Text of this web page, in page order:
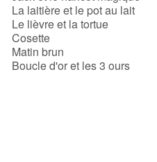
La laitière et le pot au lait
Le lièvre et la tortue
Cosette
Matin brun
Boucle d'or et les 3 ours